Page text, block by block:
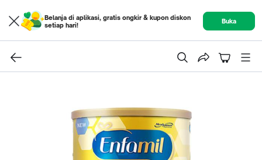
Belanja di aplikasi, gratis ongkir & kupon diskon
setiap hari!
Buka